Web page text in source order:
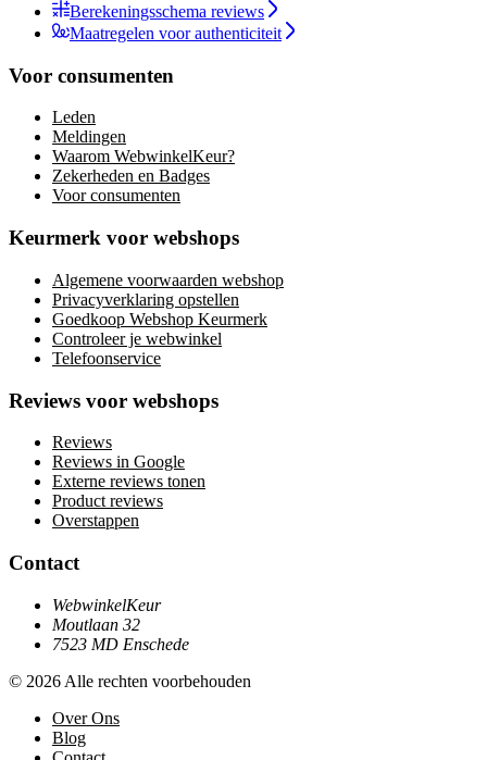
Berekeningsschema reviews
Maatregelen voor authenticiteit
Voor consumenten
Leden
Meldingen
Waarom WebwinkelKeur?
Zekerheden en Badges
Voor consumenten
Keurmerk voor webshops
Algemene voorwaarden webshop
Privacyverklaring opstellen
Goedkoop Webshop Keurmerk
Controleer je webwinkel
Telefoonservice
Reviews voor webshops
Reviews
Reviews in Google
Externe reviews tonen
Product reviews
Overstappen
Contact
WebwinkelKeur
Moutlaan 32
7523 MD Enschede
© 2026 Alle rechten voorbehouden
Over Ons
Blog